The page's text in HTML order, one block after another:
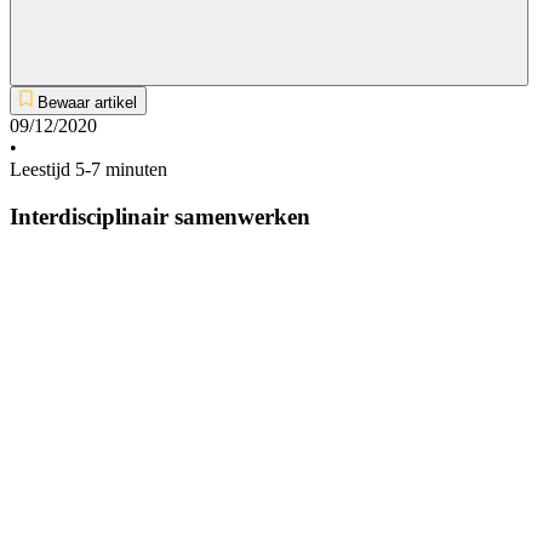
Bewaar artikel
09/12/2020
•
Leestijd 5-7 minuten
Interdisciplinair samenwerken